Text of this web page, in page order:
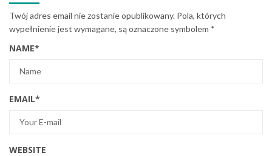
Twój adres email nie zostanie opublikowany. Pola, których
wypełnienie jest wymagane, są oznaczone symbolem *
NAME*
EMAIL*
WEBSITE